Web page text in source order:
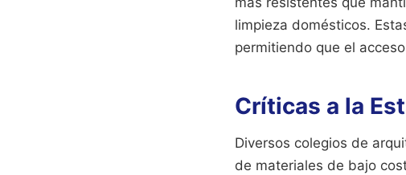
limpieza domésticos.
permitiendo que el
Críticas a la
Diversos colegios de
de materiales de bajo